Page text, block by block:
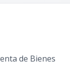
de Bienes